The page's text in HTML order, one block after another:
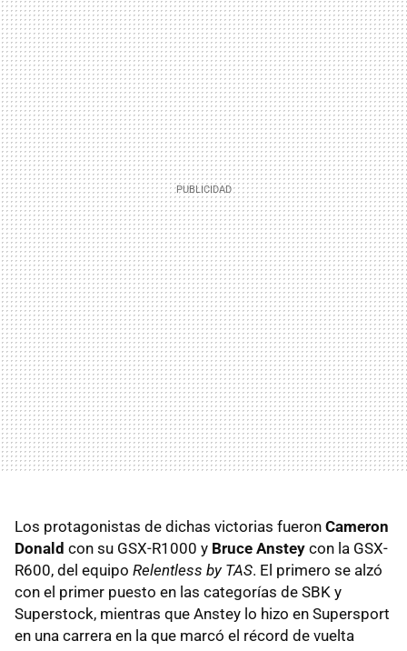
Los protagonistas de dichas victorias fueron Cameron
Donald con su GSX-R1000 y Bruce Anstey con la GSX-
R600, del equipo Relentless by TAS. El primero se alzó
con el primer puesto en las categorías de SBK y
Superstock, mientras que Anstey lo hizo en Supersport
en una carrera en la que marcó el récord de vuelta